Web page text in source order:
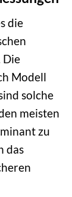
die
Die
Modell
solche
meisten
zu
das